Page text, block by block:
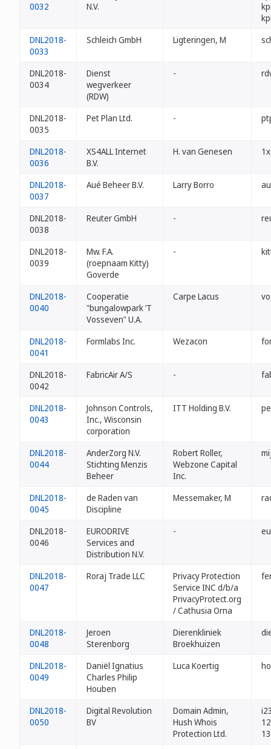
0032
N.V.
DNL2018-
0033
Schleich GmbH Ligteringen, M
DNL2018-
0034
Dienst
wegverkeer
(RDW)
-
DNL2018-
0035
Pet Plan Ltd. -
DNL2018-
0036
XS4ALL Internet
B.V.
H. van Genesen
DNL2018-
0037
Aué Beheer B.V. Larry Borro
DNL2018-
0038
Reuter GmbH -
DNL2018-
0039
Mw. F.A.
(roepnaam Kitty)
Goverde
-
DNL2018-
0040
Cooperatie
"bungalowpark ’T
Vosseven" U.A.
Carpe Lacus
DNL2018-
0041
Formlabs Inc. Wezacon
DNL2018-
0042
FabricAir A/S -
DNL2018-
0043
Johnson Controls,
Inc., Wisconsin
corporation
ITT Holding B.V.
DNL2018-
0044
AnderZorg N.V.
Stichting Menzis
Beheer
Robert Roller,
Webzone Capital
Inc.
DNL2018-
0045
de Raden van
Discipline
Messemaker, M
DNL2018-
0046
EURODRIVE
Services and
Distribution N.V.
-
DNL2018-
0047
Roraj Trade LLC
Privacy Protection
Service INC d/b/a
PrivacyProtect.org
/ Cathusia Orna
DNL2018-
0048
Jeroen
Sterenborg
Dierenkliniek
Broekhuizen
DNL2018-
0049
Daniël Ignatius
Charles Philip
Houben
Luca Koertig
DNL2018-
0050
Digital Revolution
BV
Domain Admin,
Hush Whois
Protection Ltd.